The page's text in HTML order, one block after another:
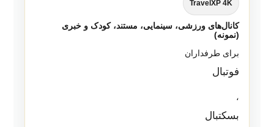
TravelXP 4K
کانال‌های ورزشی، سینمایی، مستند، کودک و خبری
(نمونه)
برای طرفداران
فوتبال
،
بسکتبال